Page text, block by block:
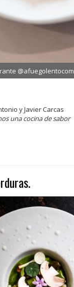
@afuegolentocom
y Javier Carcas
una cocina de sabor